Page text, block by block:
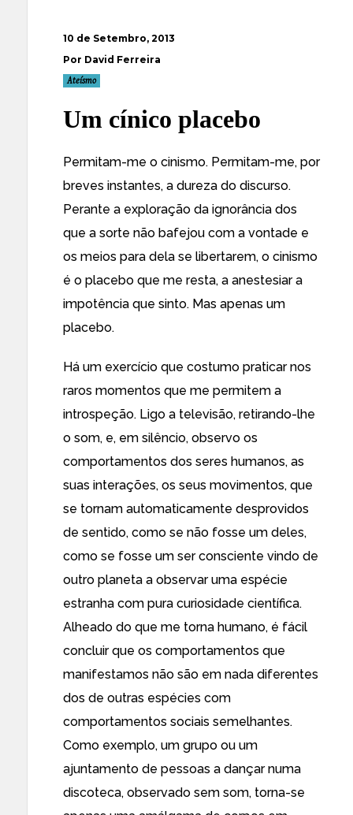
10 de Setembro, 2013
Por David Ferreira
Ateísmo
Um cínico placebo
Permitam-me o cinismo. Permitam-me, por
breves instantes, a dureza do discurso.
Perante a exploração da ignorância dos
que a sorte não bafejou com a vontade e
os meios para dela se libertarem, o cinismo
é o placebo que me resta, a anestesiar a
impotência que sinto. Mas apenas um
placebo.
Há um exercício que costumo praticar nos
raros momentos que me permitem a
introspeção. Ligo a televisão, retirando-lhe
o som, e, em silêncio, observo os
comportamentos dos seres humanos, as
suas interações, os seus movimentos, que
se tornam automaticamente desprovidos
de sentido, como se não fosse um deles,
como se fosse um ser consciente vindo de
outro planeta a observar uma espécie
estranha com pura curiosidade científica.
Alheado do que me torna humano, é fácil
concluir que os comportamentos que
manifestamos não são em nada diferentes
dos de outras espécies com
comportamentos sociais semelhantes.
Como exemplo, um grupo ou um
ajuntamento de pessoas a dançar numa
discoteca, observado sem som, torna-se